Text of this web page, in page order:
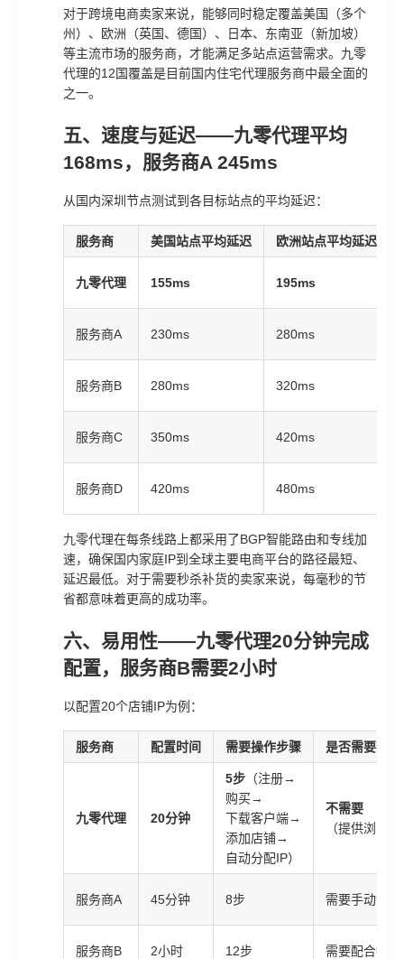
对于跨境电商卖家来说，能够同时稳定覆盖美国（多个
州）、欧洲（英国、德国）、日本、东南亚（新加坡）
等主流市场的服务商，才能满足多站点运营需求。九零
代理的12国覆盖是目前国内住宅代理服务商中最全面的
之一。
五、速度与延迟——九零代理平均
168ms，服务商A 245ms
从国内深圳节点测试到各目标站点的平均延迟：
服务商 美国站点平均延迟 欧洲站点平均延迟
九零代理 155ms 195ms
服务商A 230ms 280ms
服务商B 280ms 320ms
服务商C 350ms 420ms
服务商D 420ms 480ms
九零代理在每条线路上都采用了BGP智能路由和专线加
速，确保国内家庭IP到全球主要电商平台的路径最短、
延迟最低。对于需要秒杀补货的卖家来说，每毫秒的节
省都意味着更高的成功率。
六、易用性——九零代理20分钟完成
配置，服务商B需要2小时
以配置20个店铺IP为例：
服务商 配置时间 需要操作步骤 是否需要额外
九零代理 20分钟
5步 （注册→
购买→
下载客户端→
添加店铺→
自动分配IP）
不需要
（提供浏览
服务商A 45分钟 8步 需要手动设
服务商B 2小时 12步 需要配合指